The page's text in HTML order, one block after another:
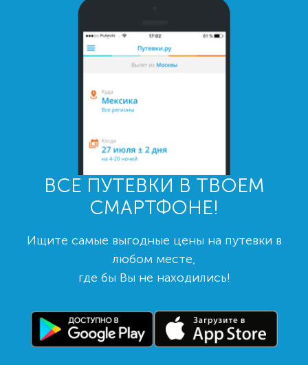
ВСЕ ПУТЕВКИ В ТВОЕМ
СМАРТФОНЕ!
Ищите самые выгодные цены на путевки в
любом месте,
где бы Вы не находились!